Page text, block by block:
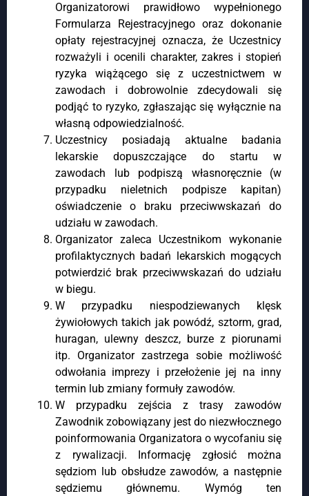
Organizatorowi prawidłowo wypełnionego
Formularza Rejestracyjnego oraz dokonanie
opłaty rejestracyjnej oznacza, że Uczestnicy
rozważyli i ocenili charakter, zakres i stopień
ryzyka wiążącego się z uczestnictwem w
zawodach i dobrowolnie zdecydowali się
podjąć to ryzyko, zgłaszając się wyłącznie na
własną odpowiedzialność.
Uczestnicy posiadają aktualne badania
lekarskie dopuszczające do startu w
zawodach lub podpiszą własnoręcznie (w
przypadku nieletnich podpisze kapitan)
oświadczenie o braku przeciwwskazań do
udziału w zawodach.
Organizator zaleca Uczestnikom wykonanie
profilaktycznych badań lekarskich mogących
potwierdzić brak przeciwwskazań do udziału
w biegu.
W przypadku niespodziewanych klęsk
żywiołowych takich jak powódź, sztorm, grad,
huragan, ulewny deszcz, burze z piorunami
itp. Organizator zastrzega sobie możliwość
odwołania imprezy i przełożenie jej na inny
termin lub zmiany formuły zawodów.
W przypadku zejścia z trasy zawodów
Zawodnik zobowiązany jest do niezwłocznego
poinformowania Organizatora o wycofaniu się
z rywalizacji. Informację zgłosić można
sędziom lub obsłudze zawodów, a następnie
sędziemu głównemu. Wymóg ten